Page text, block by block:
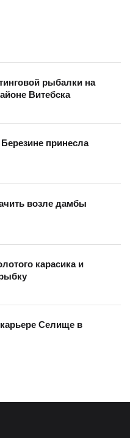
рыбалки на
Витебска
принесла
возле дамбы
карасика и
Селище в